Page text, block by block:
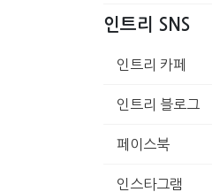
인트리 SNS
인트리 카페
인트리 블로그
페이스북
인스타그램